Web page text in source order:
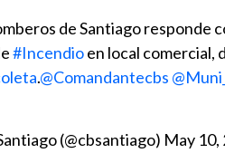
de Santiago responde
#Incendioen local comercial,
.@Comandantecbs
(@cbsantiago) May 10,